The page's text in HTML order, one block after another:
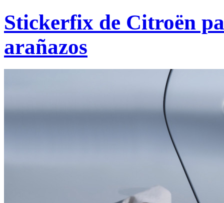
Stickerfix de Citroën
arañazos